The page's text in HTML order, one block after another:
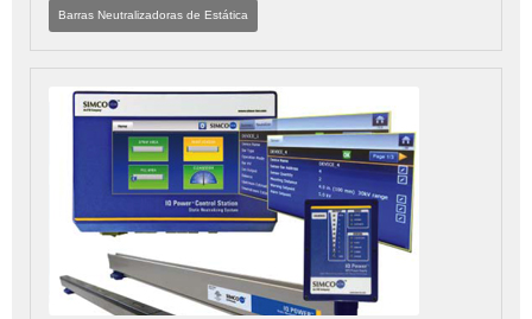
Barras Neutralizadoras de Estática